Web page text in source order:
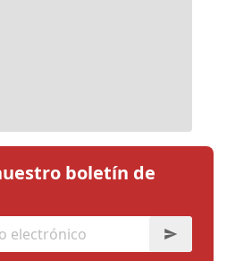
boletín de